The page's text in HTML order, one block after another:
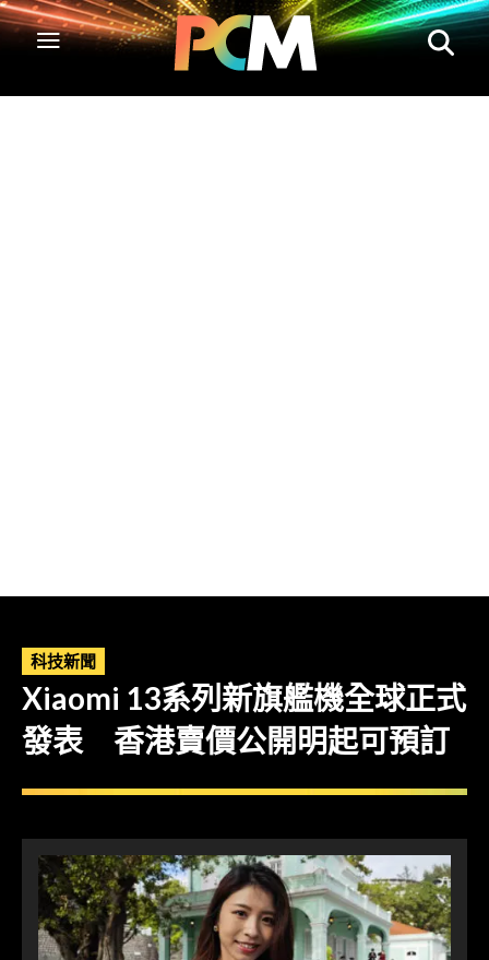
科技新聞
Xiaomi 13系列新旗艦機全球正式
發表 香港賣價公開明起可預訂